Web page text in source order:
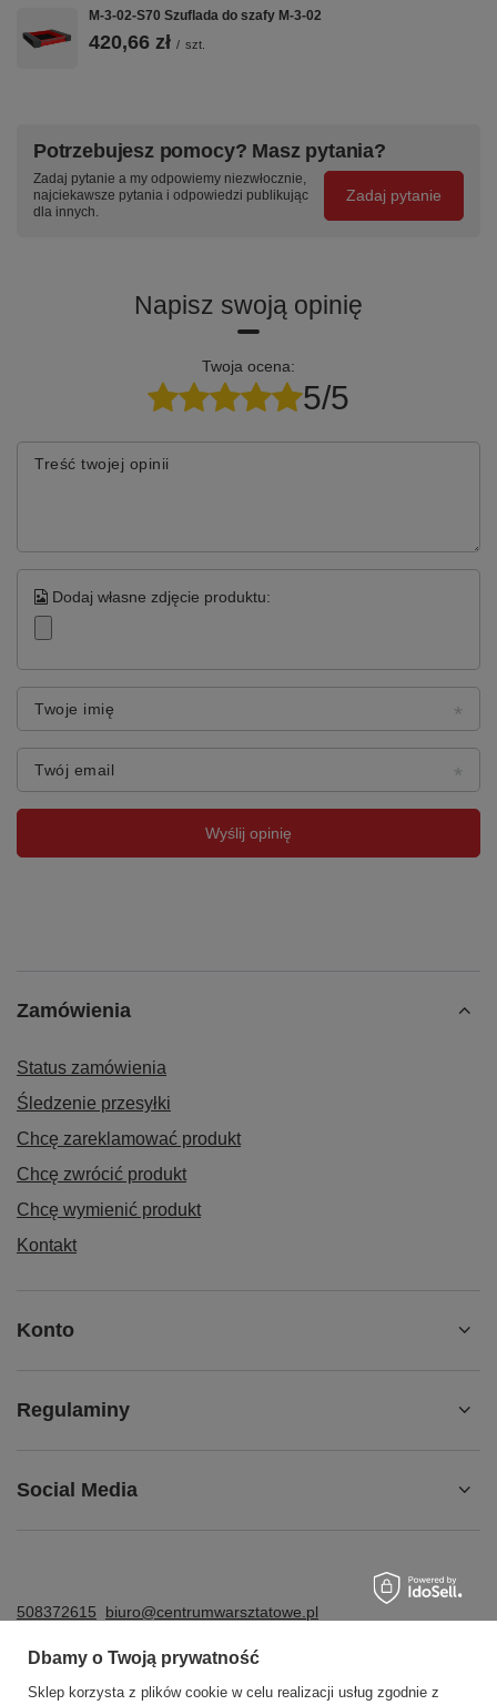
M-3-02-S70 Szuflada do szafy M-3-02
420,66 zł / szt.
Potrzebujesz pomocy? Masz pytania?
Zadaj pytanie a my odpowiemy niezwłocznie,
najciekawsze pytania i odpowiedzi publikując
dla innych.
Zadaj pytanie
Napisz swoją opinię
Twoja ocena:
5/5
Treść twojej opinii
Dodaj własne zdjęcie produktu:
Twoje imię
Twój email
Wyślij opinię
Zamówienia
Status zamówienia
Śledzenie przesyłki
Chcę zareklamować produkt
Chcę zwrócić produkt
Chcę wymienić produkt
Kontakt
Konto
Regulaminy
Social Media
508372615
biuro@centrumwarsztatowe.pl
Dbamy o Twoją prywatność
Sklep korzysta z plików cookie w celu realizacji usług zgodnie z